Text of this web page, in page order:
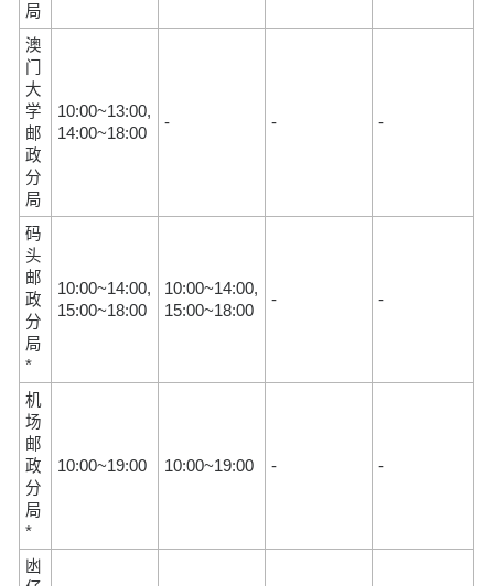
局
澳
门
大
学
邮
政
分
局
10:00~13:00,
14:00~18:00
- - -
码
头
邮
政
分
局
*
10:00~14:00,
15:00~18:00
10:00~14:00,
15:00~18:00
- -
机
场
邮
政
分
局
*
10:00~19:00 10:00~19:00 - -
凼